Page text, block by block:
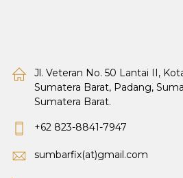
Jl. Veteran No. 50 Lantai II,
Sumatera Barat, Padang,
Sumatera Barat.
+62 823-8841-7947
sumbarfix(at)gmail.com